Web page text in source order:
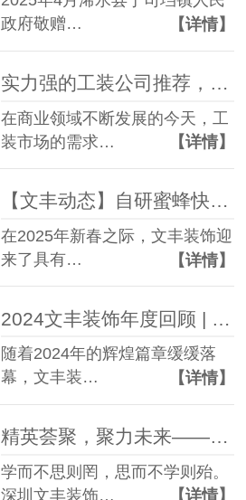
政府敬赠…
【详情】
实力强的工装公司推荐，专业之选看这里
在商业领域不断发展的今天，工
装市场的需求…
【详情】
【文丰动态】自研蜜蜂快装系统焕新升级，高效启航新篇章
在2025年新春之际，文丰装饰迎
来了具有…
【详情】
随着2024年的辉煌篇章缓缓落
幕，文丰装…
【详情】
精英荟聚，聚力未来——文丰装饰“设计精英特训营”正式启动
学而不思则罔，思而不学则殆。
深圳文丰装饰…
【详情】